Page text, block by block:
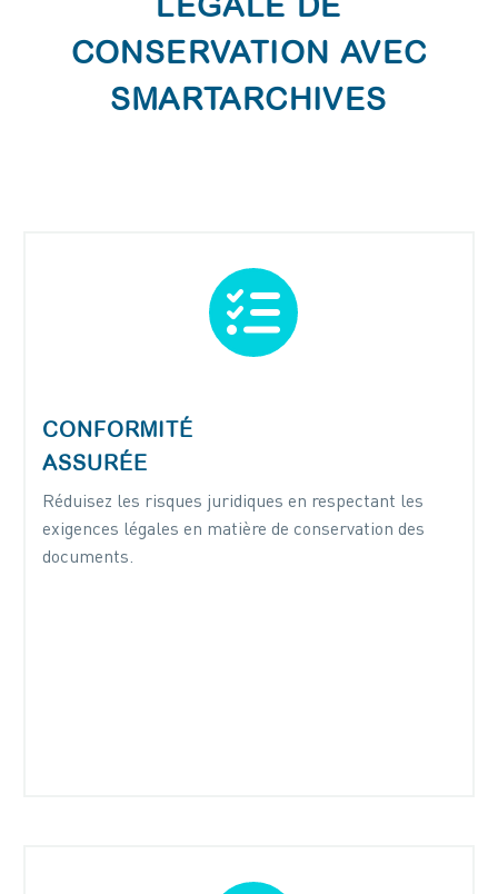
CONSERVATION AVEC
SMARTARCHIVES


CONFORMITÉ
ASSURÉE
Réduisez les risques juridiques en respectant les
exigences légales en matière de conservation des
documents.